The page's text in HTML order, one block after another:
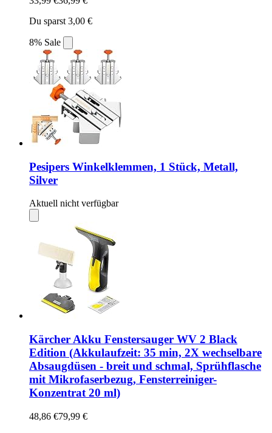
Du sparst 3,00 €
8% Sale
Pesipers Winkelklemmen, 1 Stück, Metall,
Silver
Aktuell nicht verfügbar
Kärcher Akku Fenstersauger WV 2 Black
Edition (Akkulaufzeit: 35 min, 2X wechselbare
Absaugdüsen - breit und schmal, Sprühflasche
mit Mikrofaserbezug, Fensterreiniger-
Konzentrat 20 ml)
48,86 €79,99 €